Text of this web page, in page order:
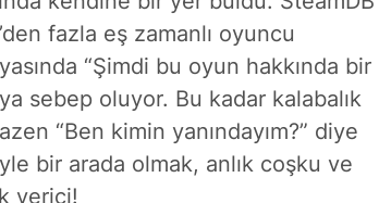
fazla eş zamanlı oyuncu
“Şimdi bu oyun hakkında bir
sebep oluyor. Bu kadar kalabalık
“Ben kimin yanındayım?” diye
bir arada olmak, anlık coşku ve
verici!